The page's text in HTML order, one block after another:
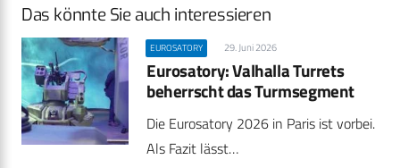
Das könnte Sie auch interessieren
EUROSATORY 29. Juni 2026
Eurosatory: Valhalla Turrets
beherrscht das Turmsegment
Die Eurosatory 2026 in Paris ist vorbei.
Als Fazit lässt…